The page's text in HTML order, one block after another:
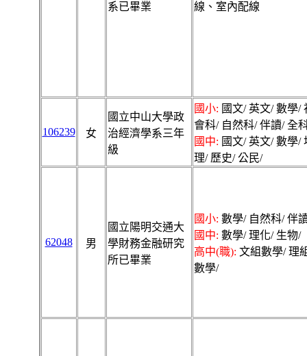
系已畢業
線、室內配線
106239 女
國立中山大學政
治經濟學系三年
級
國小: 國文/ 英文/ 數學/
會科/ 自然科/ 伴讀/ 全
國中: 國文/ 英文/ 數學/
理/ 歷史/ 公民/
62048 男
國立陽明交通大
學財務金融研究
所已畢業
國小: 數學/ 自然科/ 伴
國中: 數學/ 理化/ 生物/
高中(職): 文組數學/ 理
數學/